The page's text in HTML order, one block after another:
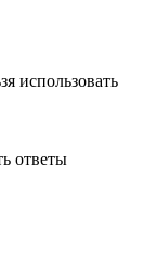
использовать
ответы